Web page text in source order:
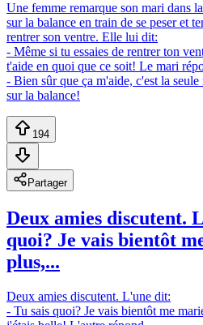
Une femme remarque son mari dans
sur la balance en train de se peser et
rentrer son ventre. Elle lui dit:
- Même si tu essaies de rentrer ton
t'aide en quoi que ce soit! Le mari
- Bien sûr que ça m'aide, c'est la
sur la balance!
194
Partager
Deux amies discutent.
quoi? Je vais bientôt
plus,...
Deux amies discutent. L'une dit:
- Tu sais quoi? Je vais bientôt me